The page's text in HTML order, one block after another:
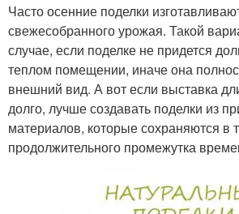
Часто осенние поделки
свежесобранного урожая. Такой
случае, если поделке не придется
теплом помещении, иначе она
внешний вид. А вот если выставка
долго, лучше создавать поделки из
материалов, которые сохраняются в
продолжительного промежутка